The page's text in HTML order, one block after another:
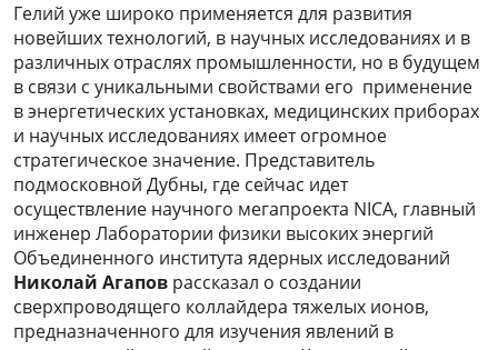
Гелий уже широко применяется для развития
новейших технологий, в научных исследованиях и в
различных отраслях промышленности, но в будущем
в связи с уникальными свойствами его применение
в энергетических установках, медицинских приборах
и научных исследованиях имеет огромное
стратегическое значение. Представитель
подмосковной Дубны, где сейчас идет
осуществление научного мегапроекта NICA, главный
инженер Лаборатории физики высоких энергий
Объединенного института ядерных исследований
Николай Агапов рассказал о создании
сверхпроводящего коллайдера тяжелых ионов,
предназначенного для изучения явлений в